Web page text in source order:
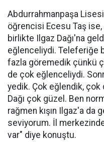
Abdurrahmanpaşa
öğrencisi Ecesu Taş
birlikte Ilgaz Dağı'na
eğlenceliydi. Teleferiğe
fazla göremedik çünkü
de çok eğlenceliydi.
yedik. Çok eğlendik,
Dağı çok güzel. Ben
rağmen kışın Ilgaz'a da
seviyorum. İl
var" diye konuştu.